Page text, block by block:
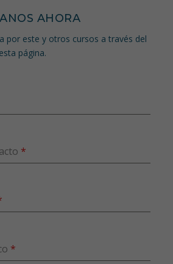
AHORA
por este y otros cursos a través del
página.
*
*